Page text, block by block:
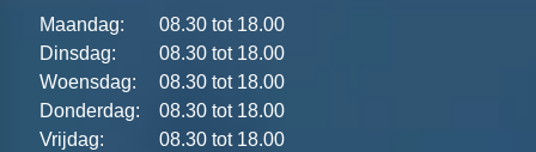
Maandag:
08.30 tot 18.00
Dinsdag:
08.30 tot 18.00
Woensdag:
08.30 tot 18.00
Donderdag:
08.30 tot 18.00
Vrijdag:
08.30 tot 18.00